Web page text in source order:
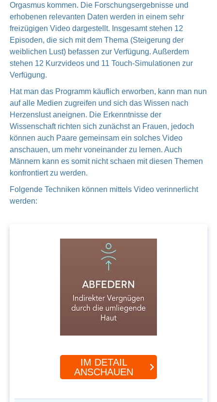
Orgasmus kommen. Die Forschungsergebnisse und
erhobenen relevanten Daten werden in einem sehr
freizügigen Video dargestellt. Insgesamt stehen 12
Episoden, die sich mit dem Thema (Steigerung der
weiblichen Lust) befassen zur Verfügung. Außerdem
stehen 12 Kurzvideos und 11 Touch-Simulationen zur
Verfügung.
Hat man das Programm käuflich erworben, kann man nun
auf alle Medien zugreifen und sich das Wissen nach
Herzenslust aneignen. Die Erkenntnisse der
Wissenschaft richten sich zunächst an Frauen, jedoch
können auch Paare gemeinsam ein solches Video
anschauen, um mehr voneinander zu lernen. Auch
Männern kann es somit nicht schaen mit diesen Themen
konfrontiert zu werden.
Folgende Techniken können mittels Video verinnerlicht
werden:
IM DETAIL
ANSCHAUEN